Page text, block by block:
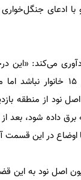
ادعای جنگل‌خواری
می‌کند: «این
این روستا شاید بیش از ١٥
نود از منطقه
داده شود، بعد
اصل نود به این